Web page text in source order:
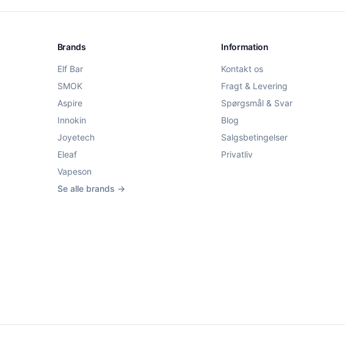
Brands
Elf Bar
SMOK
Aspire
Innokin
Joyetech
Eleaf
Vapeson
Se alle brands →
Information
Kontakt os
Fragt & Levering
Spørgsmål & Svar
Blog
Salgsbetingelser
Privatliv